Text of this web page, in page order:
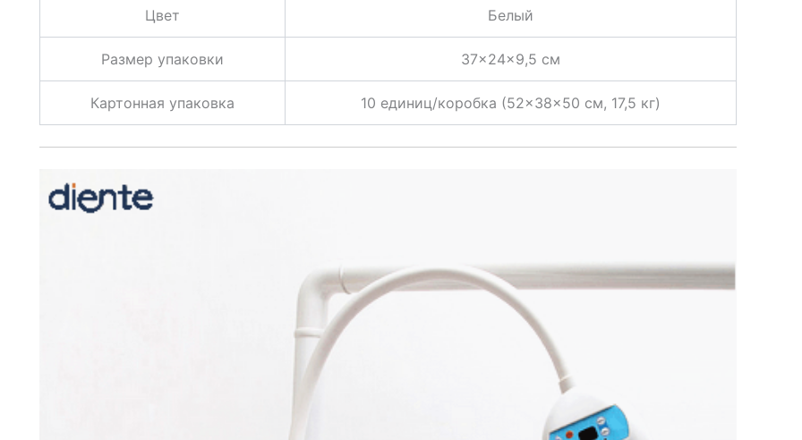
Цвет Белый
Размер упаковки 37×24×9,5 см
Картонная упаковка 10 единиц/коробка (52×38×50 см, 17,5 кг)